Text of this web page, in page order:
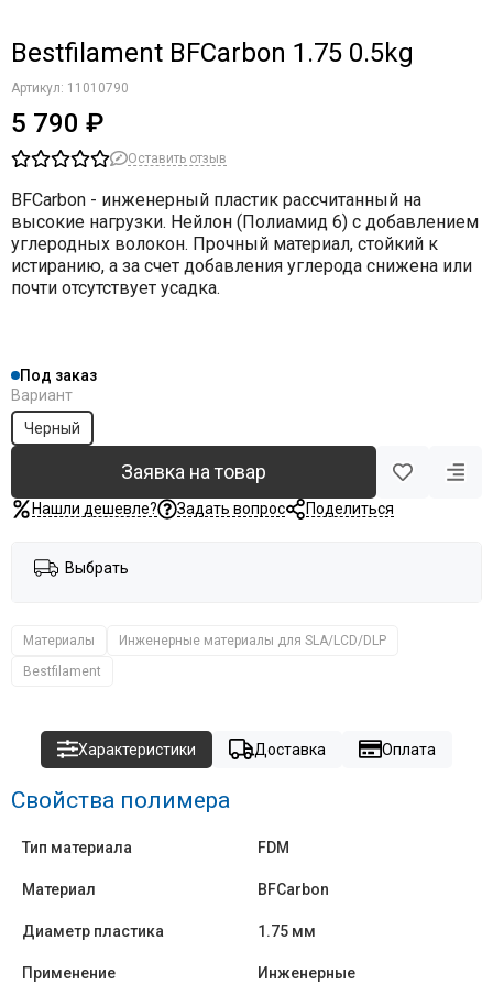
Bestfilament BFCarbon 1.75 0.5kg
Артикул: 11010790
5 790 ₽
Оставить отзыв
BFCarbon - инженерный пластик рассчитанный на
высокие нагрузки. Нейлон (Полиамид 6) с добавлением
углеродных волокон. Прочный материал, стойкий к
истиранию, а за счет добавления углерода снижена или
почти отсутствует усадка.
Под заказ
Вариант
Черный
Заявка на товар
Нашли дешевле? Задать вопрос Поделиться
Выбрать
Материалы
Инженерные материалы для SLA/LCD/DLP
Bestfilament
Характеристики Доставка Оплата
Свойства полимера
Тип материала FDM
Материал BFCarbon
Диаметр пластика 1.75 мм
Применение Инженерные